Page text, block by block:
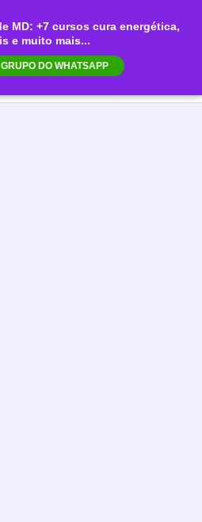
MD: +7 cursos cura energética,
e muito mais...
DO WHATSAPP